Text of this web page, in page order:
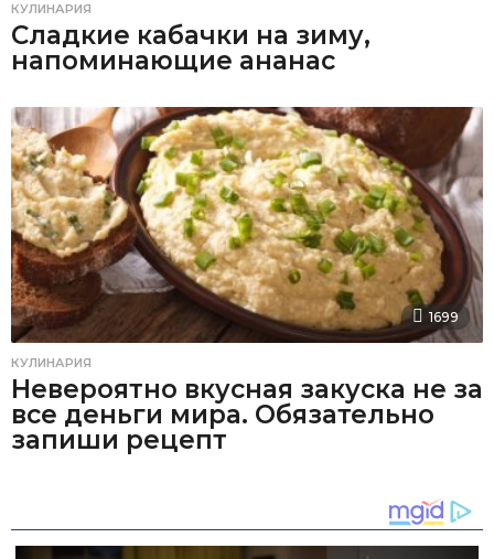
КУЛИНАРИЯ
Сладкие кабачки на зиму,
напоминающие ананас
1699
КУЛИНАРИЯ
Невероятно вкусная закуска не за
все деньги мира. Обязательно
запиши рецепт